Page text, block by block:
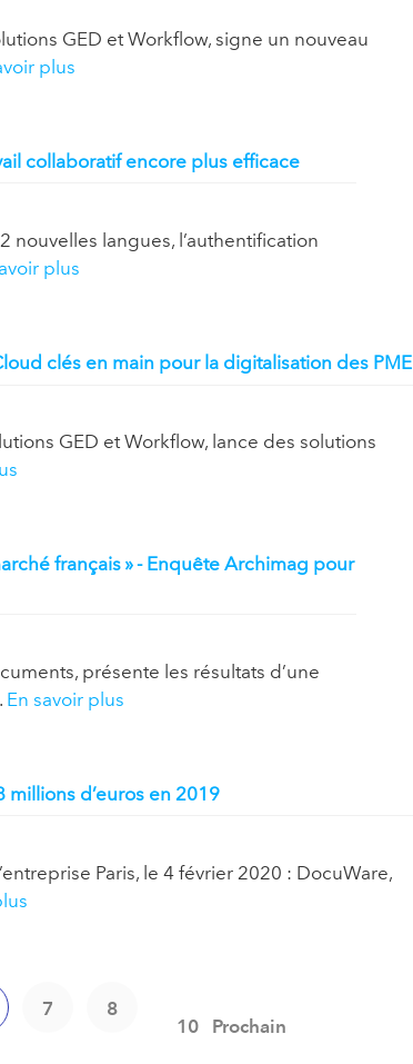
GED et Workflow, signe un nouveau
plus
collaboratif encore plus efficace
nouvelles langues, l’authentification
plus
clés en main pour la digitalisation des PME
GED et Workflow, lance des solutions
français » - Enquête Archimag pour
présente les résultats d’une
En savoir plus
millions d’euros en 2019
Paris, le 4 février 2020 : DocuWare,
7
8
10
Prochain